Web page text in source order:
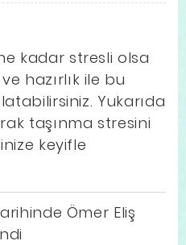
kadar stresli olsa
hazırlık ile bu
Yukarıda
taşınma stresini
keyifle
Ömer Eliş